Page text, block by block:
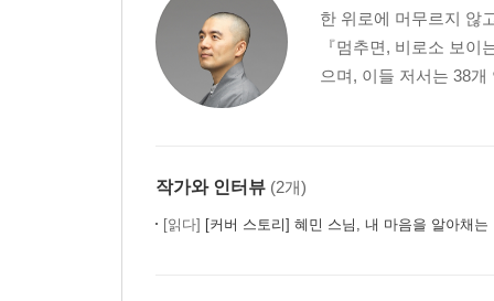
한 위로에 머무르지 않
『멈추면, 비로소 보
으며, 이들 저서는 38
작가와 인터뷰 (2개)
[읽다] [커버 스토리] 혜민 스님, 내 마음을 알아채는